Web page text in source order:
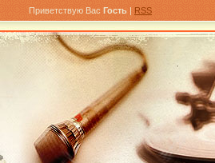
Приветствую Вас Гость | RSS